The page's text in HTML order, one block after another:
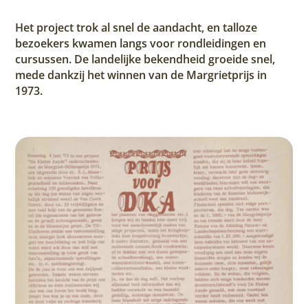
Het project trok al snel de aandacht, en talloze
bezoekers kwamen langs voor rondleidingen en
cursussen. De landelijke bekendheid groeide snel,
mede dankzij het winnen van de Margrietprijs in
1973.